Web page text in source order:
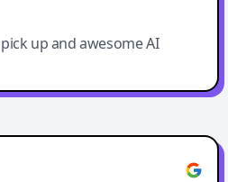
up and awesome AI